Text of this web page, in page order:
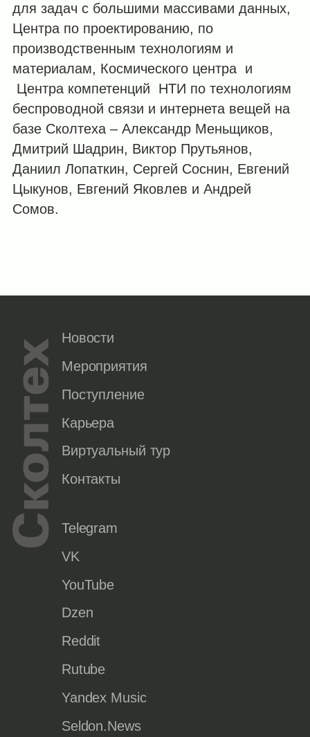
для задач с большими массивами данных,
Центра по проектированию, по
производственным технологиям и
материалам, Космического центра и
Центра компетенций НТИ по технологиям
беспроводной связи и интернета вещей на
базе Сколтеха – Александр Меньщиков,
Дмитрий Шадрин, Виктор Прутьянов,
Даниил Лопаткин, Сергей Соснин, Евгений
Цыкунов, Евгений Яковлев и Андрей
Сомов.
Новости
Мероприятия
Поступление
Карьера
Виртуальный тур
Контакты
Telegram
VK
YouTube
Dzen
Reddit
Rutube
Yandex Music
Seldon.News